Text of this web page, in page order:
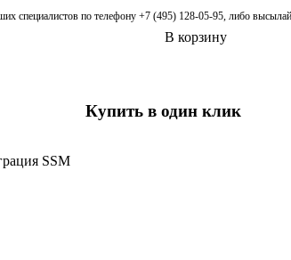
специалистов по телефону +7 (495) 128-05-95, либо
В корзину
Купить в один клик
SSM